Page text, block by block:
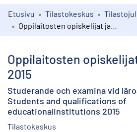
Kokoelmat
Etusivu Tilastokeskus
Oppilaitosten
2015
Studerande och examina vid
Students and qualifications of
educationalinstitutions 2015
Tilastokeskus